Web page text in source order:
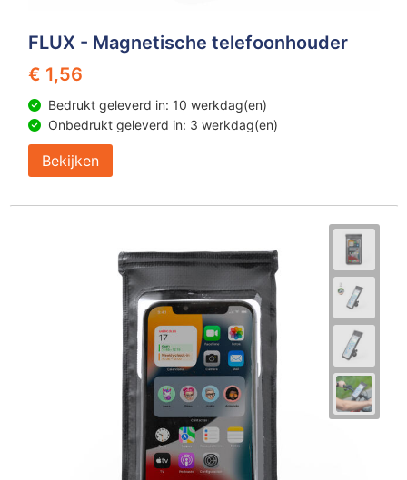
FLUX - Magnetische telefoonhouder
€ 1,56
Bedrukt geleverd in: 10 werkdag(en)
Onbedrukt geleverd in: 3 werkdag(en)
Bekijken